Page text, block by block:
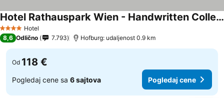
4 ZvezdiceHotel
Hotel Rathauspark Wien - Handwritten Collection
8,6 Odlično 7.793 Hofburg: udaljenost 0.9 km
Od 118 €
Pogledaj cene sa 6 sajtova Pogledaj cene